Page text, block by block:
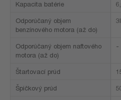
Kapacita batérie
Odporúčaný objem
benzínového motora (až do)
3l
Odporúčaný objem naftového
motora (až do)
-
Štartovací prúd
Špičkový prúd